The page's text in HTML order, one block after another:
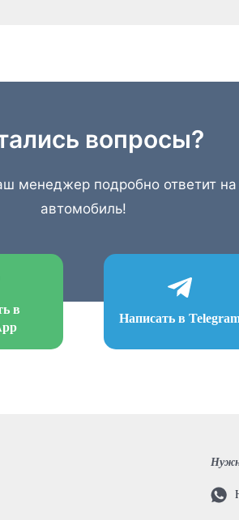
вопросы?
менеджер подробно ответит
автомобиль!
в
Написать в